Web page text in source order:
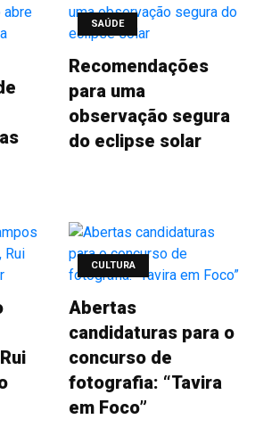
SAÚDE
Recomendações
para uma
observação segura
do eclipse solar
CULTURA
Abertas
candidaturas para o
concurso de
fotografia: “Tavira
em Foco”